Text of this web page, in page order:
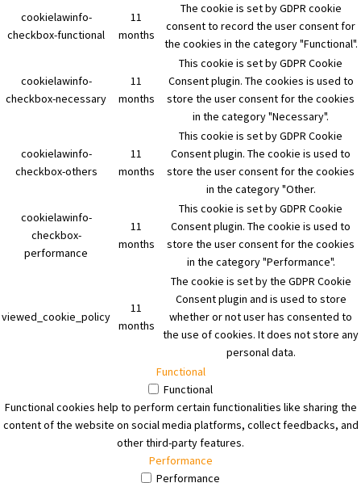
cookielawinfo-
checkbox-functional
11
months
The cookie is set by GDPR cookie
consent to record the user consent for
the cookies in the category "Functional".
cookielawinfo-
checkbox-necessary
11
months
This cookie is set by GDPR Cookie
Consent plugin. The cookies is used to
store the user consent for the cookies
in the category "Necessary".
cookielawinfo-
checkbox-others
11
months
This cookie is set by GDPR Cookie
Consent plugin. The cookie is used to
store the user consent for the cookies
in the category "Other.
cookielawinfo-
checkbox-
performance
11
months
This cookie is set by GDPR Cookie
Consent plugin. The cookie is used to
store the user consent for the cookies
in the category "Performance".
viewed_cookie_policy
11
months
The cookie is set by the GDPR Cookie
Consent plugin and is used to store
whether or not user has consented to
the use of cookies. It does not store any
personal data.
Functional
Functional
Functional cookies help to perform certain functionalities like sharing the
content of the website on social media platforms, collect feedbacks, and
other third-party features.
Performance
Performance